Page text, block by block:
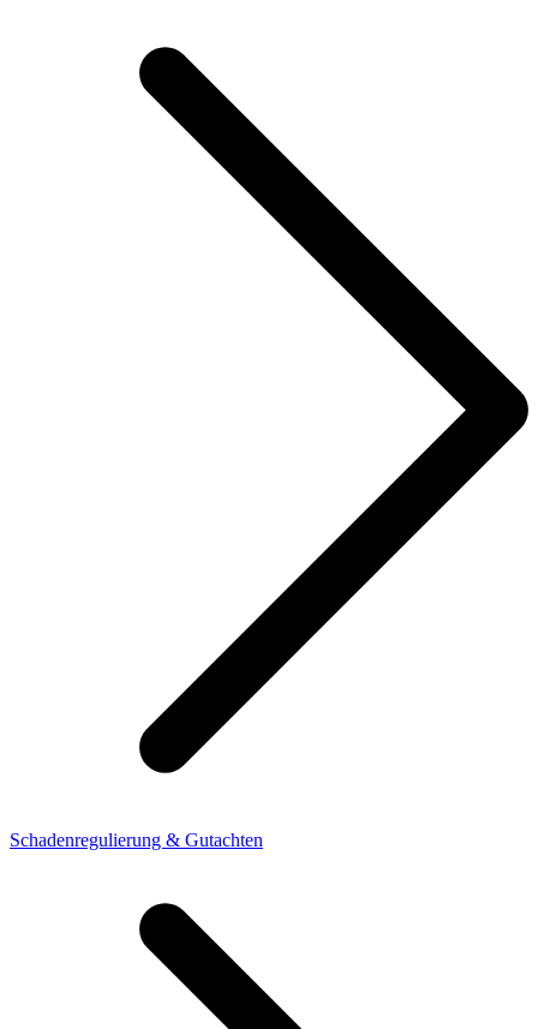
Schadenregulierung & Gutachten